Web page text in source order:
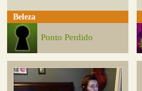
Beleza
Ponto Perdido